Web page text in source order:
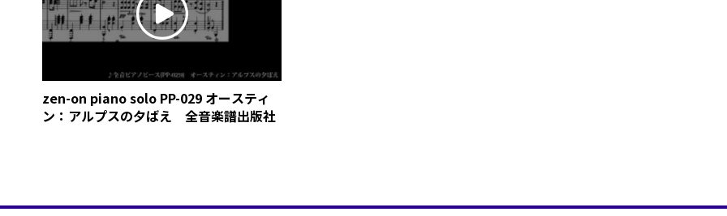
zen-on piano solo PP-029 オースティ
ン：アルプスの夕ばえ 全音楽譜出版社